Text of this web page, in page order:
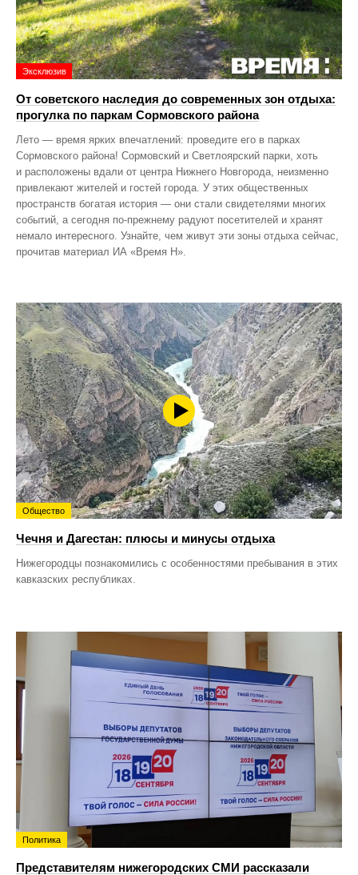
Эксклюзив
От советского наследия до современных зон отдыха:
прогулка по паркам Сормовского района
Лето — время ярких впечатлений: проведите его в парках
Сормовского района! Сормовский и Светлоярский парки, хоть
и расположены вдали от центра Нижнего Новгорода, неизменно
привлекают жителей и гостей города. У этих общественных
пространств богатая история — они стали свидетелями многих
событий, а сегодня по‑прежнему радуют посетителей и хранят
немало интересного. Узнайте, чем живут эти зоны отдыха сейчас,
прочитав материал ИА «Время Н».
Общество
Чечня и Дагестан: плюсы и минусы отдыха
Нижегородцы познакомились с особенностями пребывания в этих
кавказских республиках.
Политика
Представителям нижегородских СМИ рассказали